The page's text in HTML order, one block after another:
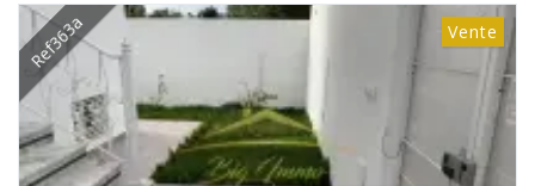
Ref363a Vente